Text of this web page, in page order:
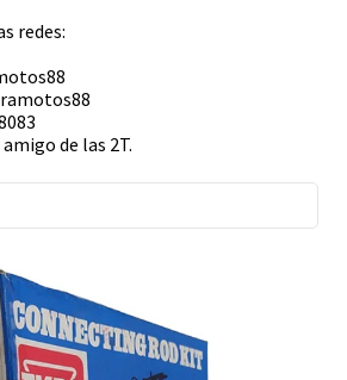
redes:
de las 2T.